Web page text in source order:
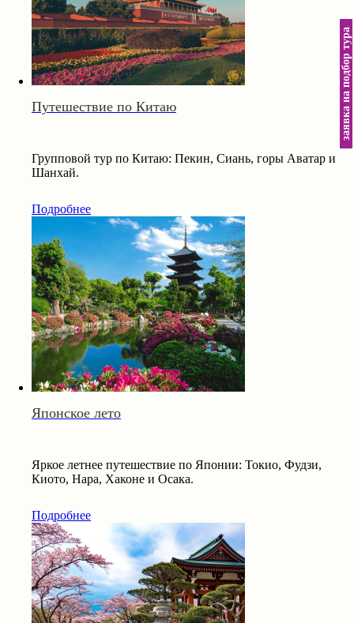
Путешествие по Китаю
Групповой тур по Китаю: Пекин, Сиань, горы Аватар и
Шанхай.
Подробнее
Японское лето
Яркое летнее путешествие по Японии: Токио, Фудзи,
Киото, Нара, Хаконе и Осака.
Подробнее
заявка на подбор тура